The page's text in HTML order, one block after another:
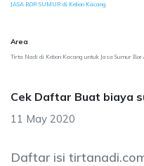
JASA BOR SUMUR di Kebon Kacang
Area
Tirta Nadi di Kebon Kacang untuk Jasa Sumur Bor
Cek Daftar Buat biaya
11 May 2020
Daftar isi